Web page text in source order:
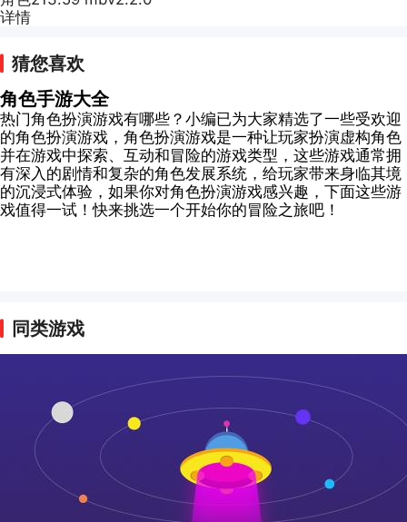
详情
猜您喜欢
角色手游大全
热门角色扮演游戏有哪些？小编已为大家精选了一些受欢迎
的角色扮演游戏，角色扮演游戏是一种让玩家扮演虚构角色
并在游戏中探索、互动和冒险的游戏类型，这些游戏通常拥
有深入的剧情和复杂的角色发展系统，给玩家带来身临其境
的沉浸式体验，如果你对角色扮演游戏感兴趣，下面这些游
戏值得一试！快来挑选一个开始你的冒险之旅吧！
同类游戏